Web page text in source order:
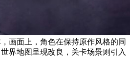
画面上，角色在保持原作风格的同
界地图呈现改良，关卡场景则引入